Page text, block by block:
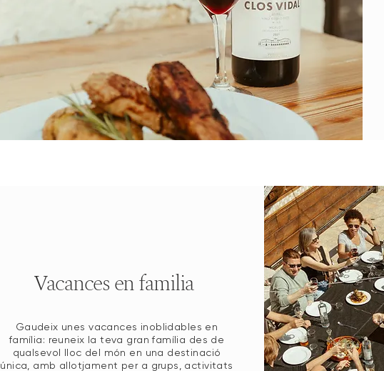
Vacances en familia
Gaudeix unes vacances inoblidables en
família: reuneix la teva gran família des de
qualsevol lloc del món en una destinació
única, amb allotjament per a grups, activitats